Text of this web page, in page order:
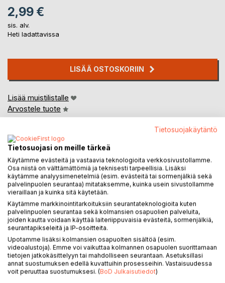
2,99 €
sis. alv.
Heti ladattavissa
LISÄÄ OSTOSKORIIN
Lisää muistilistalle
Arvostele tuote
KUVAUS
Ollin sormet liukuivat hitaasti Saran selkää pitkin saaden
aikaiseksi kylmiä väreitä. Lopulta mies painautui häntä
vasten kaulaa suudellen, ja näykkäisi kiusoittelevasti korvaa.
Sara huokaisi hiljaa ja tunsi kuinka hymy levisi kasvoille.
Kädet vaeltelivat hänen paitansa alla, hivellen kylkiä sekä
vatsaa, ja vähitellen ne hakeutuivat rinnoille puristaen niitä
lujaa. Olli näykki ja imi Saran kaulaa työntäen kätensä hänen
Tietosuojakäytäntö
Tietosuojasi on meille tärkeä
Käytämme evästeitä ja vastaavia teknologioita verkkosivustollamme.
Osa niistä on välttämättömiä ja teknisesti tarpeellisia. Lisäksi
käytämme analyysimenetelmiä (esim. evästeitä tai sormenjälkiä sekä
palvelinpuolen seurantaa) mitataksemme, kuinka usein sivustollamme
vieraillaan ja kuinka sitä käytetään.
Käytämme markkinointitarkoituksiin seurantateknologioita kuten
palvelinpuolen seurantaa sekä kolmansien osapuolien palveluita,
joiden kautta voidaan käyttää laiteriippuvaisia evästeitä, sormenjälkiä,
seurantapikseleitä ja IP-osoitteita.
Upotamme lisäksi kolmansien osapuolten sisältöä (esim.
videoalustoja). Emme voi vaikuttaa kolmannen osapuolen suorittamaan
tietojen jatkokäsittelyyn tai mahdolliseen seurantaan. Asetuksillasi
annat suostumuksen edellä kuvattuihin prosesseihin. Vastaisuudessa
voit peruuttaa suostumuksesi. (BoD Julkaisutiedot)